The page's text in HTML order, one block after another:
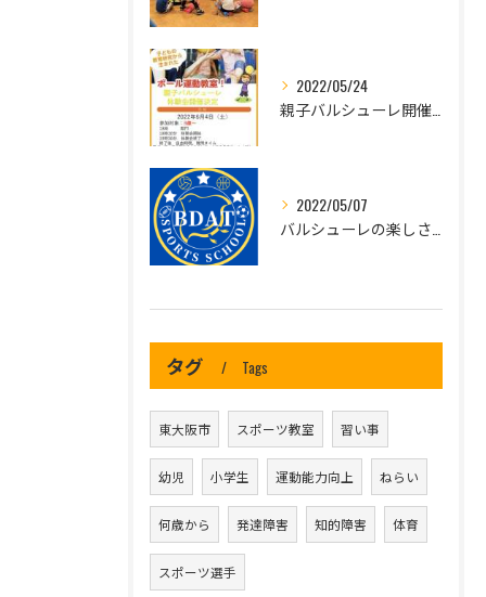
2022/05/24
2022/05/07
タグ Tags
東大阪市 スポーツ教室 習い事
幼児 小学生 運動能力向上 ねらい
何歳から 発達障害 知的障害 体育
スポーツ選手